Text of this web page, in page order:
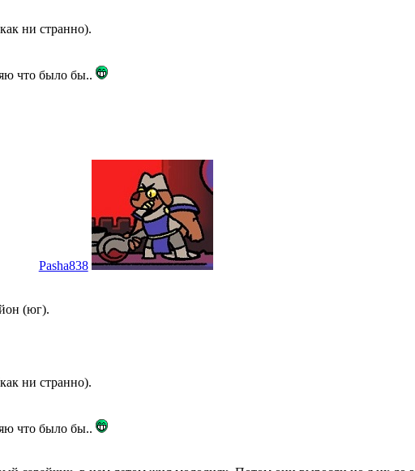
ни странно).
что было бы..
Pasha838
(юг).
ни странно).
что было бы..